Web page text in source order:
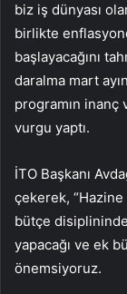
biz iş dünyası
birlikte
başlayacağını
daralma mart
programın inanç
vurgu yaptı.
İTO Başkanı
çekerek, “Hazine
bütçe
yapacağı ve ek
önemsiyoruz.